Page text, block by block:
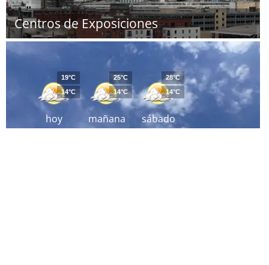
Centros de Exposiciones
hoy
19°C
14°C
mañana
25°C
14°C
sábado
28°C
14°C